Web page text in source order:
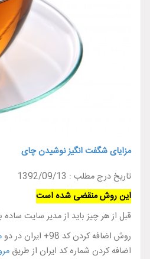
مزایای شگفت انگیز نوشیدن چای
تاریخ درج مطلب : 1392/09/13
این روش منقضی شده است
قبل از هر چیز باید از مدیر سایت
روش اضافه کردن کد 98+ ایران در دو
اضافه کردن شماره کد ایران از طریق